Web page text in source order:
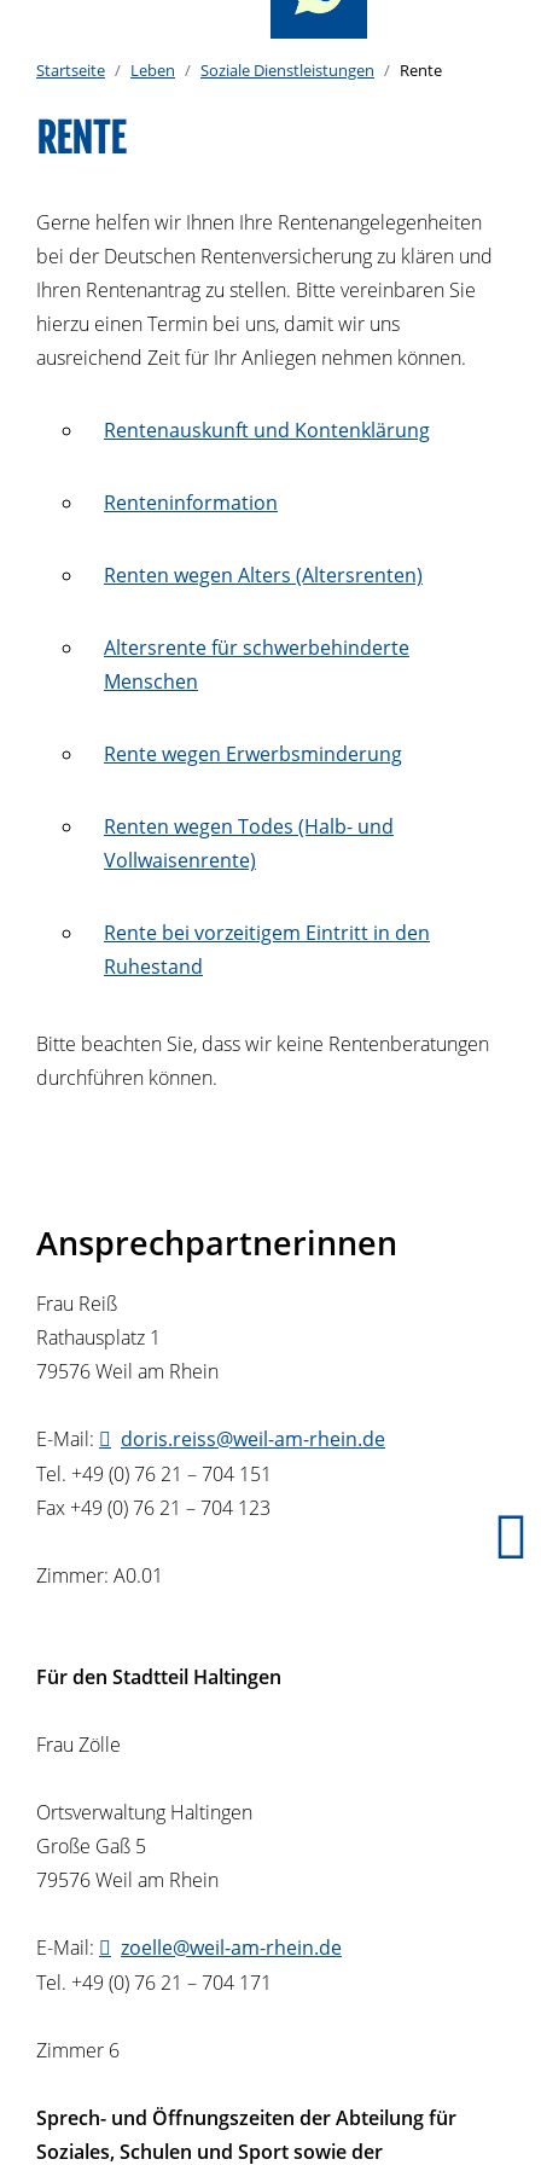
Startseite Leben Soziale Dienstleistungen Rente
RENTE
Gerne helfen wir Ihnen Ihre Rentenangelegenheiten
bei der Deutschen Rentenversicherung zu klären und
Ihren Rentenantrag zu stellen. Bitte vereinbaren Sie
hierzu einen Termin bei uns, damit wir uns
ausreichend Zeit für Ihr Anliegen nehmen können.
Rentenauskunft und Kontenklärung
Renteninformation
Renten wegen Alters (Altersrenten)
Altersrente für schwerbehinderte
Menschen
Rente wegen Erwerbsminderung
Renten wegen Todes (Halb- und
Vollwaisenrente)
Rente bei vorzeitigem Eintritt in den
Ruhestand
Bitte beachten Sie, dass wir keine Rentenberatungen
durchführen können.
Ansprechpartnerinnen
Frau Reiß
Rathausplatz 1
79576 Weil am Rhein
E-Mail:
doris.reiss@weil-am-rhein.de
Tel. +49 (0) 76 21 – 704 151
Fax +49 (0) 76 21 – 704 123
Zimmer: A0.01
Für den Stadtteil Haltingen
Frau Zölle
Ortsverwaltung Haltingen
Große Gaß 5
79576 Weil am Rhein
E-Mail:
zoelle@weil-am-rhein.de
Tel. +49 (0) 76 21 – 704 171
Zimmer 6
Sprech- und Öffnungszeiten der Abteilung für
Soziales, Schulen und Sport sowie der